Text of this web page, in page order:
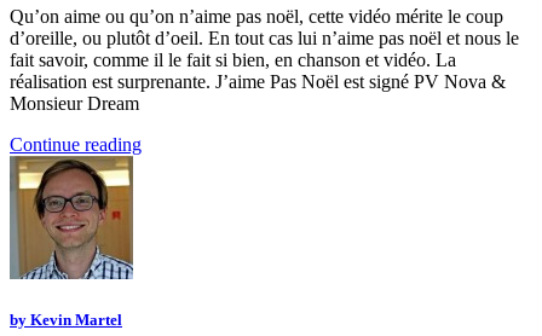
Qu’on aime ou qu’on n’aime pas noël, cette vidéo mérite le coup
d’oreille, ou plutôt d’oeil. En tout cas lui n’aime pas noël et nous le
fait savoir, comme il le fait si bien, en chanson et vidéo. La
réalisation est surprenante. J’aime Pas Noël est signé PV Nova &
Monsieur Dream
Continue reading
by Kevin Martel